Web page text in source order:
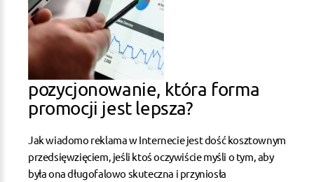
pozycjonowanie, która forma
promocji jest lepsza?
Jak wiadomo reklama w Internecie jest dość kosztownym
przedsięwzięciem, jeśli ktoś oczywiście myśli o tym, aby
była ona długofalowo skuteczna i przyniosła